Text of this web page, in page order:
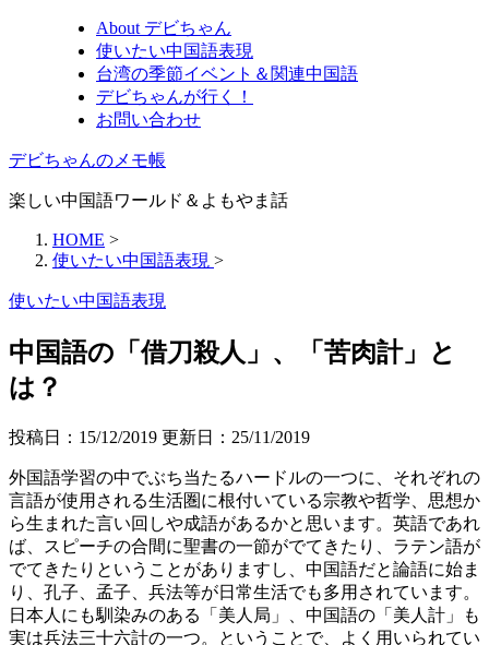
About デビちゃん
使いたい中国語表現
台湾の季節イベント＆関連中国語
デビちゃんが行く！
お問い合わせ
デビちゃんのメモ帳
楽しい中国語ワールド＆よもやま話
HOME >
使いたい中国語表現 >
使いたい中国語表現
中国語の「借刀殺人」、「苦肉計」と
は？
投稿日：15/12/2019 更新日： 25/11/2019
外国語学習の中でぶち当たるハードルの一つに、それぞれの
言語が使用される生活圏に根付いている宗教や哲学、思想か
ら生まれた言い回しや成語があるかと思います。英語であれ
ば、スピーチの合間に聖書の一節がでてきたり、ラテン語が
でてきたりということがありますし、中国語だと論語に始ま
り、孔子、孟子、兵法等が日常生活でも多用されています。
日本人にも馴染みのある「美人局」、中国語の「美人計」も
実は兵法三十六計の一つ。ということで、よく用いられてい